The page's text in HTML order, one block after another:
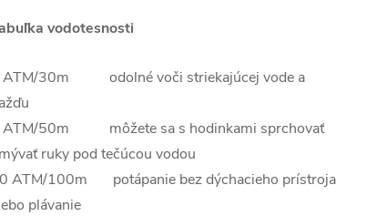
vodotesnosti
ATM/30m odolné voči striekajúcej vode a
ATM/50m môžete sa s hodinkami sprchovať
ruky pod tečúcou vodou
ATM/100m potápanie bez dýchacieho prístroja
plávanie